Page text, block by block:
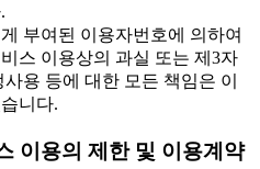
부여된 이용자번호에 의하여
스 이용상의 과실 또는 제3자
용 등에 대한 모든 책임은 이
니다.
이용의 제한 및 이용계약